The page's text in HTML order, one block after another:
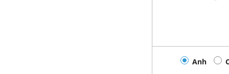
– Tủ đông có thời gian bảo hành 2 năm
Anh